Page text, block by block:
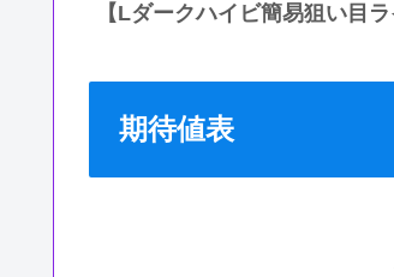
【Lダークハイビ簡易狙い目
期待値表